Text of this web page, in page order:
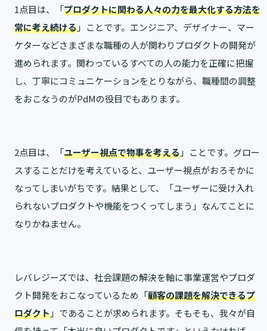
1点目は、「プロダクトに関わる人々の力を最大化する方法を
常に考え続ける」ことです。エンジニア、デザイナー、マー
ケターなどさまざまな職種の人が関わりプロダクトの開発が
進められます。関わっているすべての人の能力を正確に把握
し、丁寧にコミュニケーションをとりながら、職種間の調整
をおこなうのがPdMの役目でもあります。
2点目は、「ユーザー視点で物事を考える」ことです。グロー
スすることだけを考えていると、ユーザー視点がおろそかに
なってしまいがちです。結果として、「ユーザーに受け入れ
られないプロダクトや機能をつくってしまう」なんてことに
なりかねません。
レバレジーズでは、社会課題の解決を軸に事業運営やプロダ
クト開発をおこなっているため「顧客の課題を解決できるプ
ロダクト」であることが求められます。そもそも、我々が自